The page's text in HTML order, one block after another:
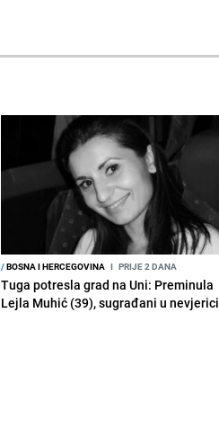
/BOSNA I HERCEGOVINA I PRIJE 2 DANA
Tuga potresla grad na Uni: Preminula
Lejla Muhić (39), sugrađani u nevjerici